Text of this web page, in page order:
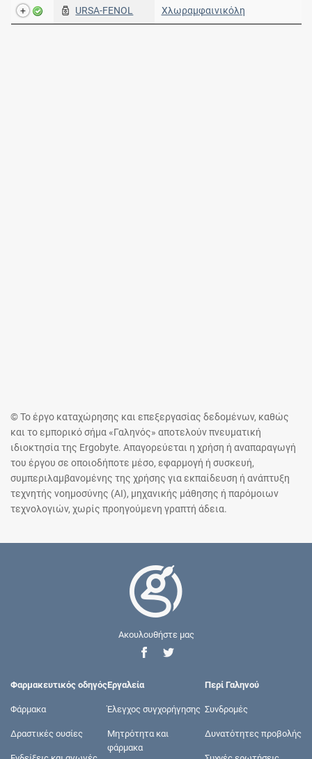
URSA-FENOL Χλωραμφαινικόλη
© Το έργο καταχώρησης και επεξεργασίας δεδομένων, καθώς
και το εμπορικό σήμα «Γαληνός» αποτελούν πνευματική
ιδιοκτησία της Ergobyte. Απαγορεύεται η χρήση ή αναπαραγωγή
του έργου σε οποιοδήποτε μέσο, εφαρμογή ή συσκευή,
συμπεριλαμβανομένης της χρήσης για εκπαίδευση ή ανάπτυξη
τεχνητής νοημοσύνης (AI), μηχανικής μάθησης ή παρόμοιων
τεχνολογιών, χωρίς προηγούμενη γραπτή άδεια.
Ακουλουθήστε μας
Φαρμακευτικός οδηγός
Φάρμακα
Δραστικές ουσίες
Εργαλεία
Έλεγχος συγχορήγησης
Μητρότητα και
φάρμακα
Περί Γαληνού
Συνδρομές
Δυνατότητες προβολής